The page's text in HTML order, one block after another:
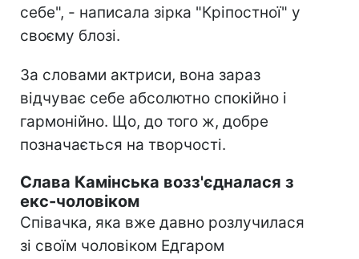
себе", - написала зірка "Кріпостної" у
своєму блозі.
За словами актриси, вона зараз
відчуває себе абсолютно спокійно і
гармонійно. Що, до того ж, добре
позначається на творчості.
Слава Камінська возз'єдналася з
екс-чоловіком
Співачка, яка вже давно розлучилася
зі своїм чоловіком Едгаром